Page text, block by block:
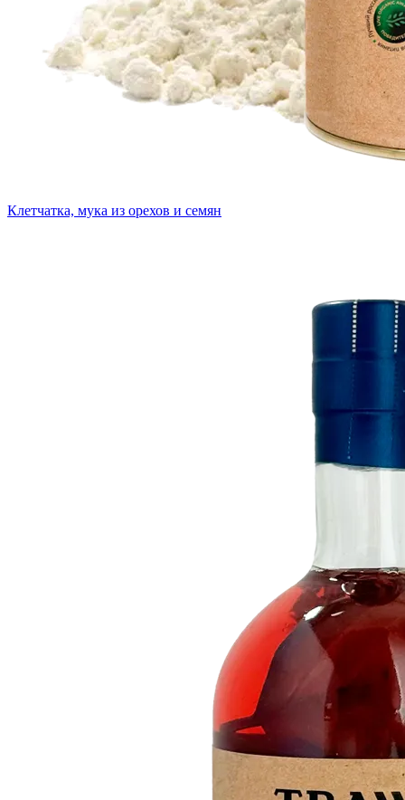
Клетчатка, мука из орехов и семян